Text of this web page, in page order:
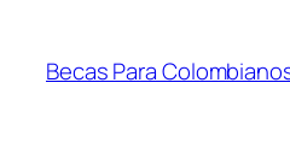
contenido
Becas Para